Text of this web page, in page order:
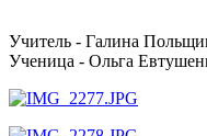
Учитель - Галина
Ученица - Ольга